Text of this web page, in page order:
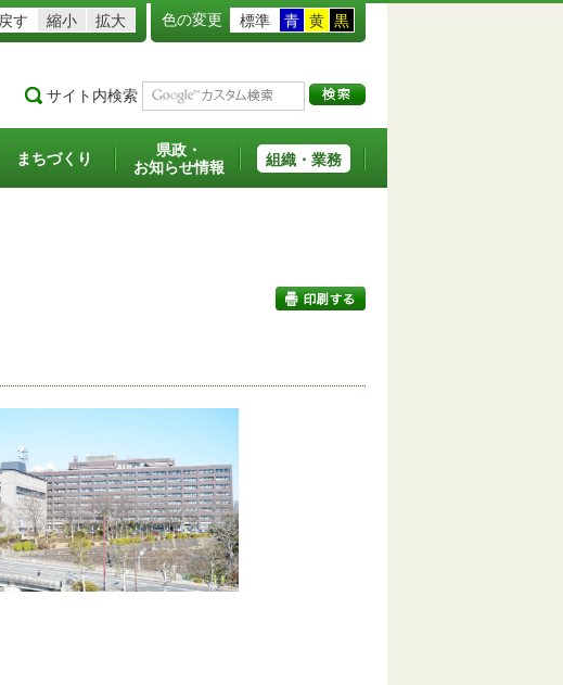
す 縮小 拡大 色の変更 標準 青 黄 黒
サイト内検索
まちづくり
県政・
お知らせ情報
組織・業務
印刷する